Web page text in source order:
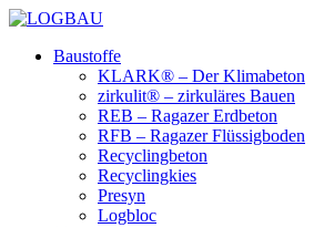
Baustoffe
KLARK® – Der Klimabeton
zirkulit® – zirkuläres Bauen
REB – Ragazer Erdbeton
RFB – Ragazer Flüssigboden
Recyclingbeton
Recyclingkies
Presyn
Logbloc